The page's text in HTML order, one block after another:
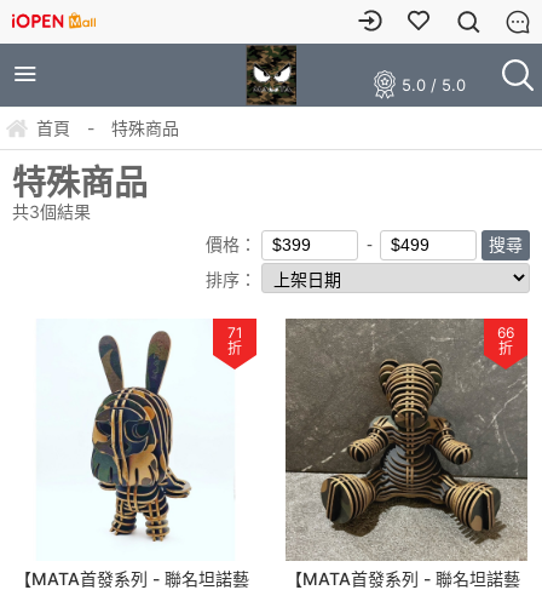
5.0 / 5.0
首頁 - 特殊商品
特殊商品
共3個結果
價格：
排序：
71
折
【MATA首發系列 - 聯名坦諾藝
66
折
【MATA首發系列 - 聯名坦諾藝